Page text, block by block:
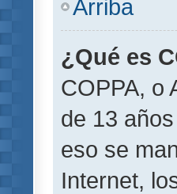
Arriba
¿Qué es
COPPA, o
de 13
eso se
Internet,